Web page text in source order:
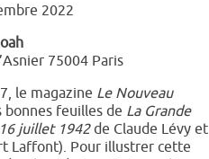
2022
75004 Paris
le magazine Le Nouveau
feuilles de La Grande
juillet 1942de Claude Lévy et
Laffont). Pour illustrer cette